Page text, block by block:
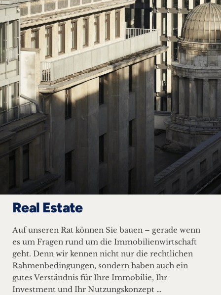
Real Estate
Auf unseren Rat können Sie bauen – gerade wenn
es um Fragen rund um die Immobilienwirtschaft
geht. Denn wir kennen nicht nur die rechtlichen
Rahmenbedingungen, sondern haben auch ein
gutes Verständnis für Ihre Immobilie, Ihr
Investment und Ihr Nutzungskonzept …